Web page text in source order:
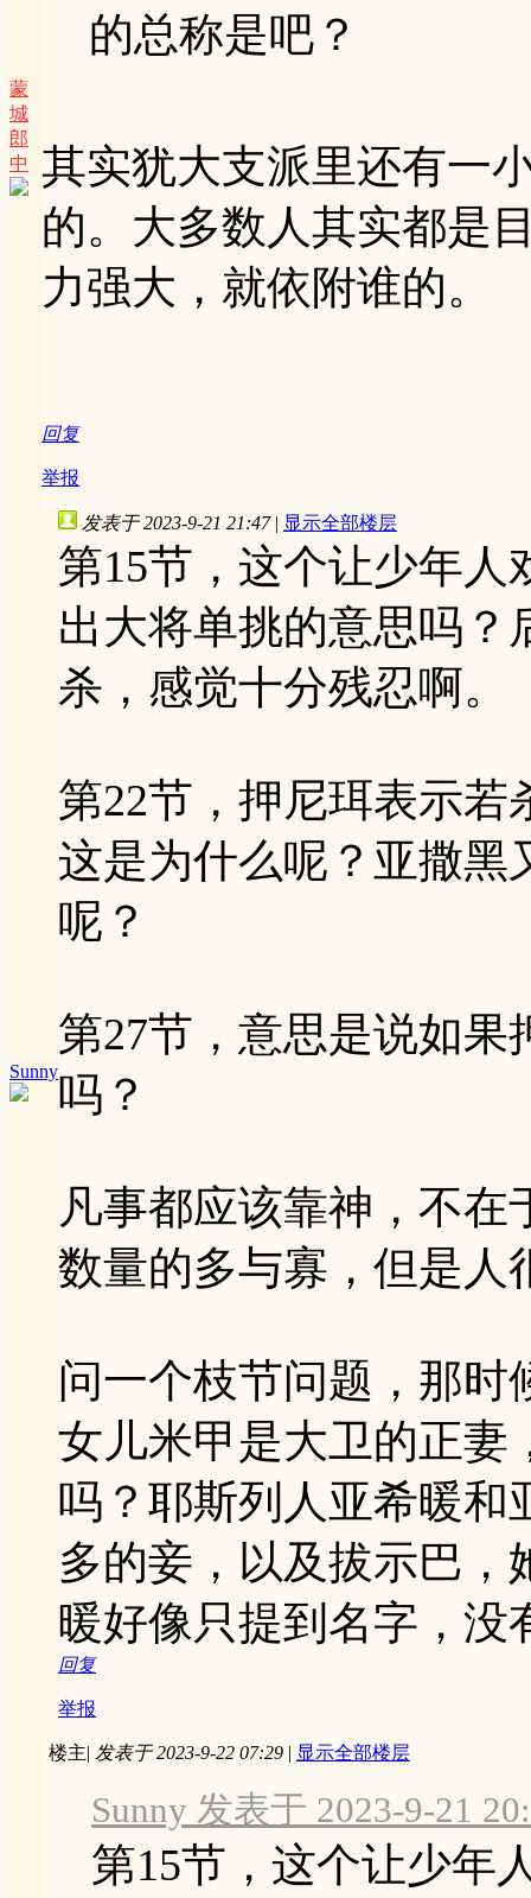
蒙
城
郎
中
的总称是吧？
其实犹大支派里还有一
的。大多数人其实都是
力强大，就依附谁的。
回复
举报
Sunny
发表于 2023-9-21 21:47 | 显示全部楼层
第15节，这个让少年
出大将单挑的意思吗？
杀，感觉十分残忍啊。
第22节，押尼珥表示
这是为什么呢？亚撒黑
呢？
第27节，意思是说如
吗？
凡事都应该靠神，不
数量的多与寡，但是人
问一个枝节问题，那时
女儿米甲是大卫的正妻
吗？耶斯列人亚希暖和
多的妾，以及拔示巴，
暖好像只提到名字，没
回复
举报
楼主| 发表于 2023-9-22 07:29 | 显示全部楼层
Sunny 发表于 2023-9-21
第15节，这个让少年